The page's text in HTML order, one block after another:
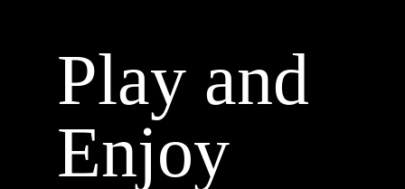
Play and
Enjoy